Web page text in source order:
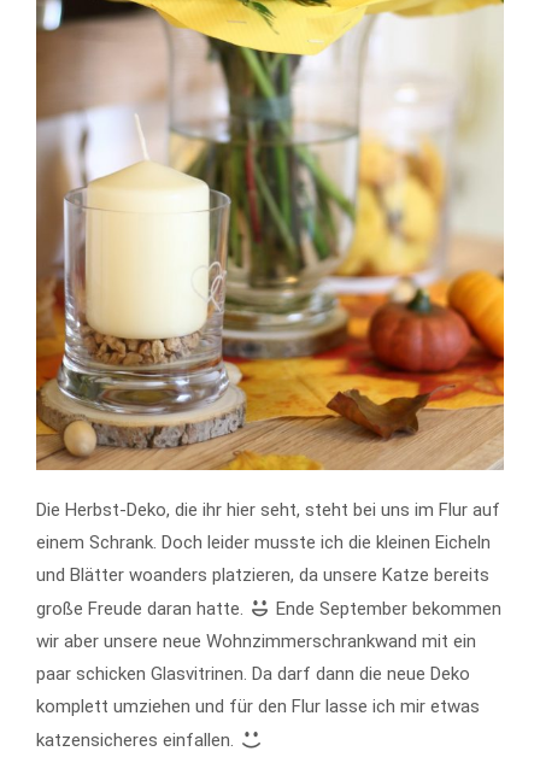
Die Herbst-Deko, die ihr hier seht, steht bei uns im Flur auf
einem Schrank. Doch leider musste ich die kleinen Eicheln
und Blätter woanders platzieren, da unsere Katze bereits
große Freude daran hatte.
Ende September bekommen
wir aber unsere neue Wohnzimmerschrankwand mit ein
paar schicken Glasvitrinen. Da darf dann die neue Deko
komplett umziehen und für den Flur lasse ich mir etwas
katzensicheres einfallen.